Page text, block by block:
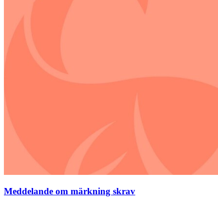
Meddelande om märkning skrav